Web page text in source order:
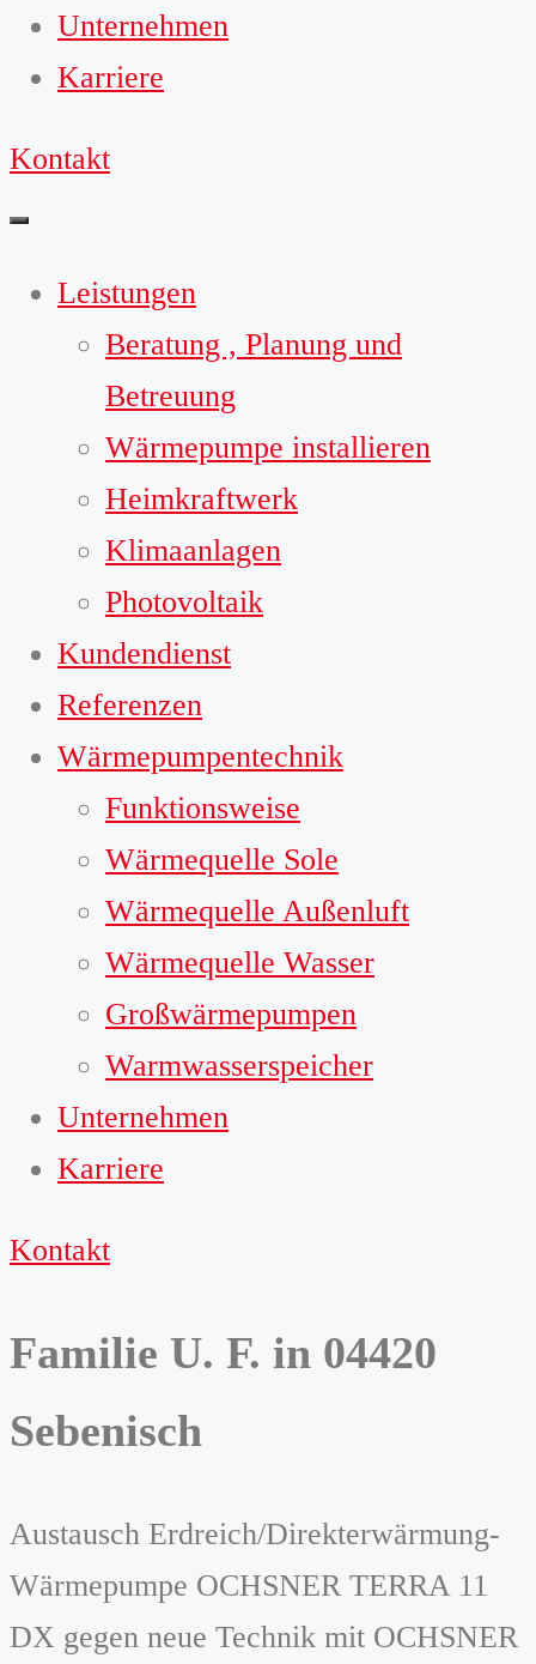
Unternehmen
Karriere
Kontakt
Leistungen
Beratung , Planung und
Betreuung
Wärmepumpe installieren
Heimkraftwerk
Klimaanlagen
Photovoltaik
Kundendienst
Referenzen
Wärmepumpentechnik
Funktionsweise
Wärmequelle Sole
Wärmequelle Außenluft
Wärmequelle Wasser
Großwärmepumpen
Warmwasserspeicher
Unternehmen
Karriere
Kontakt
Familie U. F. in 04420
Sebenisch
Austausch Erdreich/Direkterwärmung-
Wärmepumpe OCHSNER TERRA 11
DX gegen neue Technik mit OCHSNER